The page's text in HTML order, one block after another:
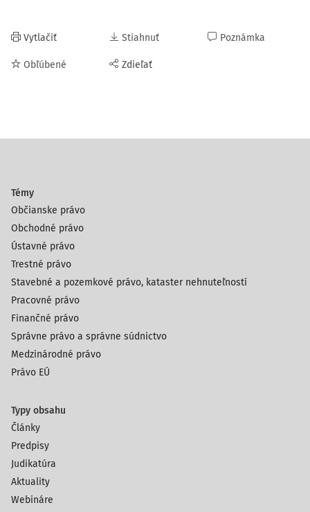
Vytlačiť
Obľúbené
Stiahnuť
Zdieľať
Poznámka
Témy
Občianske právo
Obchodné právo
Ústavné právo
Trestné právo
Stavebné a pozemkové právo, kataster nehnuteľností
Pracovné právo
Finančné právo
Správne právo a správne súdnictvo
Medzinárodné právo
Právo EÚ
Typy obsahu
Články
Predpisy
Judikatúra
Aktuality
Webináre